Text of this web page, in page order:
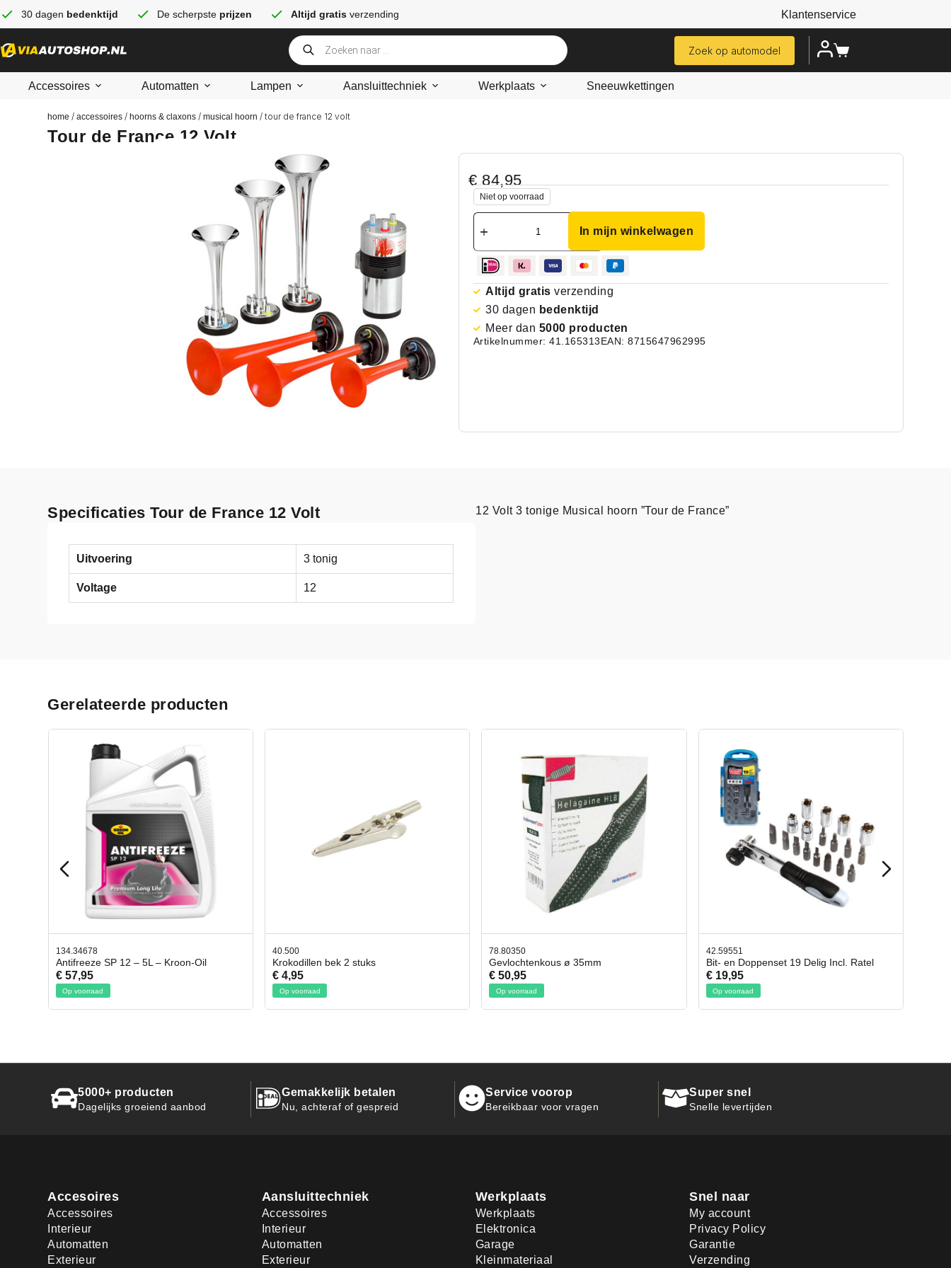
30 dagen bedenktijd De scherpste prijzen Altijd gratis verzending Klantenservice
Zoek op automodel
Accessoires Automatten Lampen Aansluittechniek Werkplaats Sneeuwkettingen
home /accessoires /hoorns & claxons /musical hoorn / tour de france 12 volt
Tour de France 12 Volt
€84,95
Niet op voorraad
In mijn winkelwagen
Altijd gratis verzending
30 dagen bedenktijd
Meer dan 5000 producten
Artikelnummer: 41.165313EAN: 8715647962995
Specificaties Tour de France 12 Volt
Uitvoering 3 tonig
Voltage 12
12 Volt 3 tonige Musical hoorn ”Tour de France”
Gerelateerde producten
134.34678
Antifreeze SP 12 – 5L – Kroon-Oil
€ 57,95
Op voorraad
40.500
Krokodillen bek 2 stuks
€ 4,95
Op voorraad
78.80350
Gevlochtenkous ø 35mm
€ 50,95
Op voorraad
42.59551
Bit- en Doppenset 19 Delig Incl. Ratel
€ 19,95
Op voorraad
5000+ producten
Dagelijks groeiend aanbod
Gemakkelijk betalen
Nu, achteraf of gespreid
Service voorop
Bereikbaar voor vragen
Super snel
Snelle levertijden
Accesoires
Accessoires
Interieur
Automatten
Exterieur
Aansluittechniek
Accessoires
Interieur
Automatten
Exterieur
Werkplaats
Werkplaats
Elektronica
Garage
Kleinmateriaal
Snel naar
My account
Privacy Policy
Garantie
Verzending